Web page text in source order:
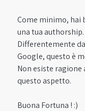
Come minimo, hai
una tua authorship.
Differentemente
Google, questo è
Non esiste
questo aspetto.
Buona Fortuna ! :)